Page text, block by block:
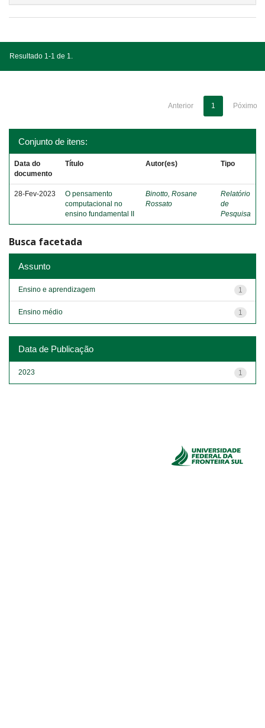
Resultado 1-1 de 1.
Anterior 1 Póximo
Conjunto de itens:
Data do
documento
Título Autor(es) Tipo
28-Fev-2023
O pensamento
computacional no
ensino fundamental II
Binotto, Rosane
Rossato
Relatório
de
Pesquisa
Busca facetada
Assunto
1
Ensino e aprendizagem
1
Ensino médio
Data de Publicação
1
2023